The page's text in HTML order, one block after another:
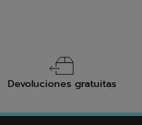
Devoluciones gratuitas